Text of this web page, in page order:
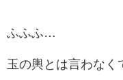
ふふふ…
玉の輿とは言わなく